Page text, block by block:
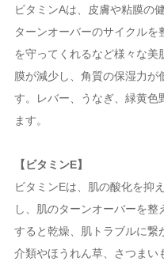
ビタミンAは、皮膚や粘膜の
ターンオーバーのサイクル
を守ってくれるなど様々な
膜が減少し、角質の保湿力
す。レバー、うなぎ、緑黄
ます。
【ビタミンE】
ビタミンEは、肌の酸化を抑
し、肌のターンオーバーを
すると乾燥、肌トラブルに繋
介類やほうれん草、さつまい